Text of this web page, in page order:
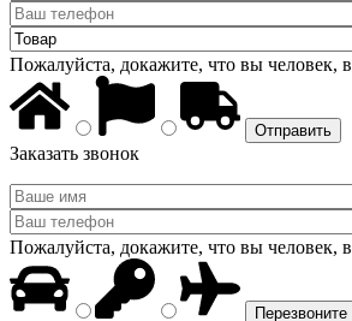
Пожалуйста, докажите, что вы человек,
Заказать звонок
Пожалуйста, докажите, что вы человек,